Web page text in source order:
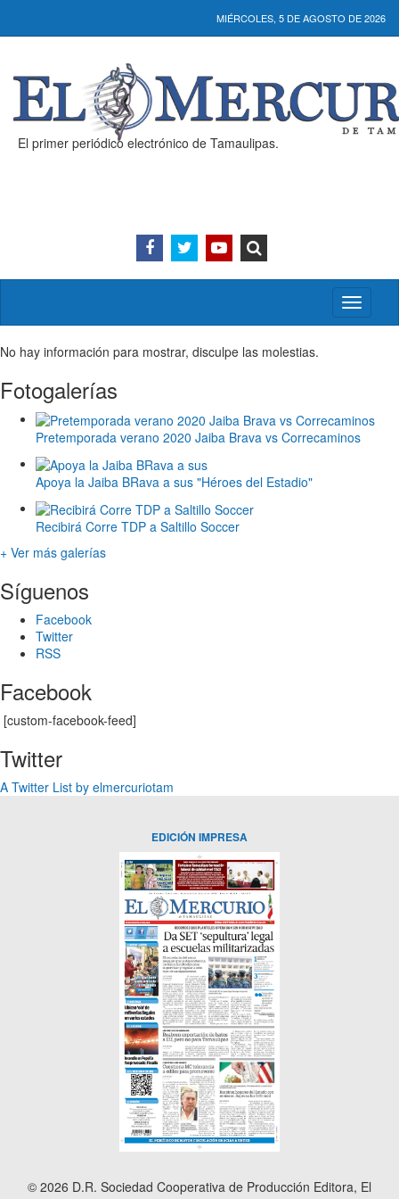
MIÉRCOLES, 5 DE AGOSTO DE 2026
El primer periódico electrónico de Tamaulipas.
Activar/
menú
No hay información para mostrar, disculpe las molestias.
Fotogalerías
Pretemporada verano 2020 Jaiba Brava vs Correcaminos
Apoya la Jaiba BRava a sus "Héroes del Estadio"
Recibirá Corre TDP a Saltillo Soccer
+ Ver más galerías
Síguenos
Facebook
Twitter
RSS
Facebook
[custom-facebook-feed]
Twitter
A Twitter List by elmercuriotam
EDICIÓN IMPRESA
© 2026 D.R. Sociedad Cooperativa de Producción Editora, El